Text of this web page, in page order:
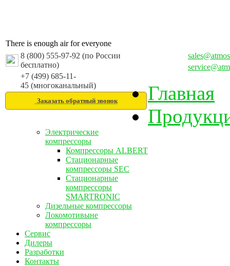
There is enough air for everyone
8 (800) 555-97-92 (по России
бесплатно)
+7 (499) 685-11-
45 (многоканальный)
Заказать обратный звонок
Главная
Электрические
компрессоры
Компрессоры ALBERT
Стационарные
компрессоры SEC
Стационарные
компрессоры
SMARTRONIC
Дизельные компрессоры
Локомотивыне
компрессоры
Сервис
Дилеры
Разработки
Контакты